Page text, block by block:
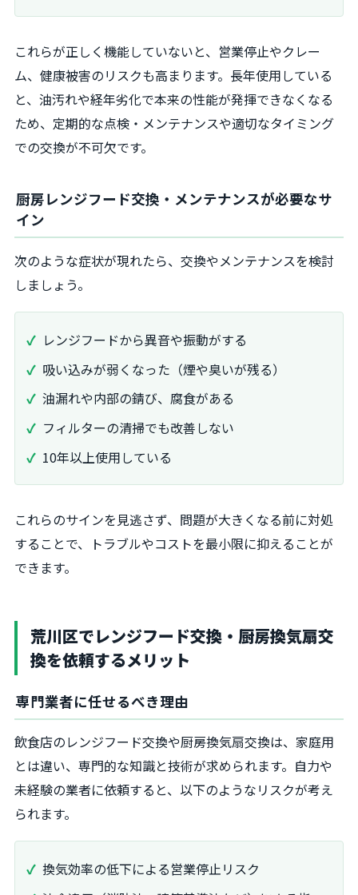
これらが正しく機能していないと、営業停止やクレー
ム、健康被害のリスクも高まります。長年使用している
と、油汚れや経年劣化で本来の性能が発揮できなくなる
ため、定期的な点検・メンテナンスや適切なタイミング
での交換が不可欠です。
厨房レンジフード交換・メンテナンスが必要なサ
イン
次のような症状が現れたら、交換やメンテナンスを検討
しましょう。
レンジフードから異音や振動がする
吸い込みが弱くなった（煙や臭いが残る）
油漏れや内部の錆び、腐食がある
フィルターの清掃でも改善しない
10年以上使用している
これらのサインを見逃さず、問題が大きくなる前に対処
することで、トラブルやコストを最小限に抑えることが
できます。
荒川区でレンジフード交換・厨房換気扇交
換を依頼するメリット
専門業者に任せるべき理由
飲食店のレンジフード交換や厨房換気扇交換は、家庭用
とは違い、専門的な知識と技術が求められます。自力や
未経験の業者に依頼すると、以下のようなリスクが考え
られます。
換気効率の低下による営業停止リスク